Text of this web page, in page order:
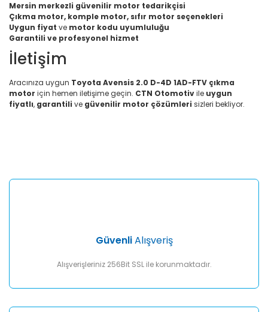
Mersin merkezli güvenilir motor tedarikçisi
Çıkma motor, komple motor, sıfır motor seçenekleri
Uygun fiyat ve motor kodu uyumluluğu
Garantili ve profesyonel hizmet
İletişim
Aracınıza uygun Toyota Avensis 2.0 D-4D 1AD-FTV çıkma
motor için hemen iletişime geçin. CTN Otomotivile uygun
fiyatlı, garantili ve güvenilir motor çözümleri sizleri bekliyor.
Yorum Yaz
Ürün fiyatı diğer sitelerden daha pahalı.
GüvenliAlışveriş
Alışverişleriniz 256Bit SSL ile korunmaktadır.